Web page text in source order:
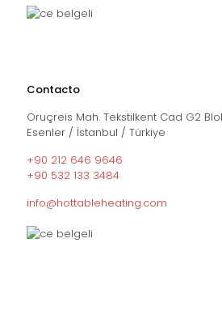
Contacto
Oruçreis Mah. Tekstilkent Cad G2
Esenler / İstanbul / Türkiye
+90 212 646 9646
+90 532 133 3484
info@hottableheating.com